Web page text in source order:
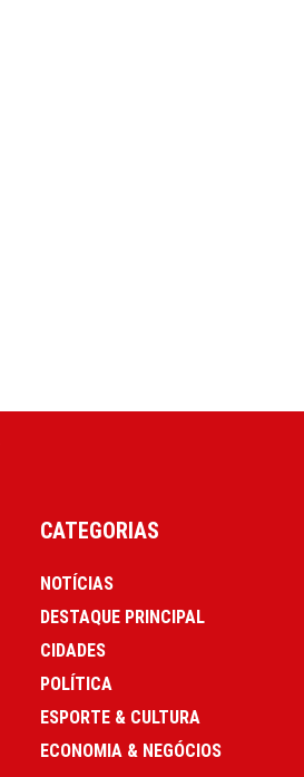
CATEGORIAS
NOTÍCIAS
DESTAQUE PRINCIPAL
CIDADES
POLÍTICA
ESPORTE & CULTURA
ECONOMIA & NEGÓCIOS